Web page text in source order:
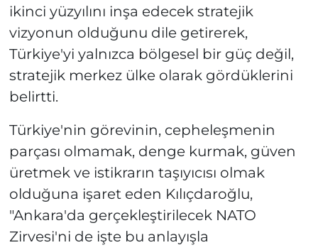
ikinci yüzyılını inşa edecek stratejik
vizyonun olduğunu dile getirerek,
Türkiye'yi yalnızca bölgesel bir güç değil,
stratejik merkez ülke olarak gördüklerini
belirtti.
Türkiye'nin görevinin, cepheleşmenin
parçası olmamak, denge kurmak, güven
üretmek ve istikrarın taşıyıcısı olmak
olduğuna işaret eden Kılıçdaroğlu,
"Ankara'da gerçekleştirilecek NATO
Zirvesi'ni de işte bu anlayışla